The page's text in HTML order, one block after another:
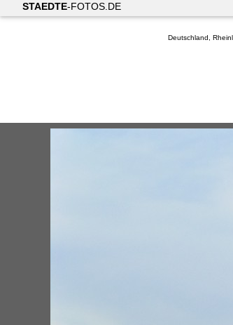
STAEDTE-FOTOS.DE
Deutschland,